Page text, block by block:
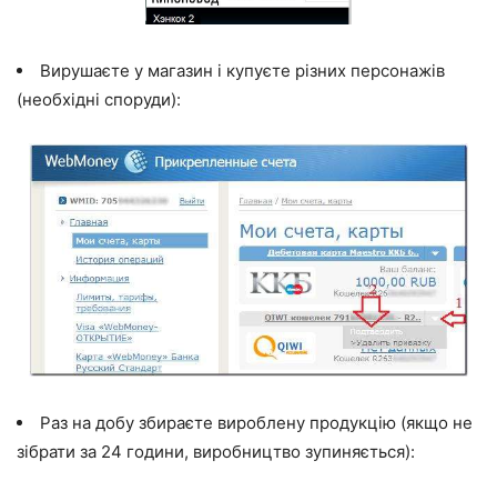
Вирушаєте у магазин і купуєте різних персонажів
(необхідні споруди):
Раз на добу збираєте вироблену продукцію (якщо не
зібрати за 24 години, виробництво зупиняється):